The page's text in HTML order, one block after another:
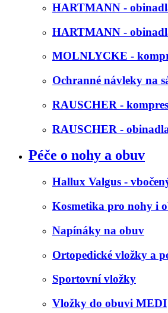
HARTMANN -
HARTMANN -
MOLNLYCKE -
Ochranné návleky na
RAUSCHER -
RAUSCHER -
Péče o nohy a obuv
Hallux Valgus -
Kosmetika pro nohy i
Napínáky na obuv
Ortopedické vložky a
Sportovní vložky
Vložky do obuvi MEDI